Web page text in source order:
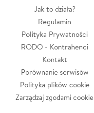
Jak to działa?
Regulamin
Polityka Prywatności
RODO - Kontrahenci
Kontakt
Porównanie serwisów
Polityka plików cookie
Zarządzaj zgodami cookie